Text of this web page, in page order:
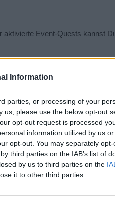
Information
parties, or processing of your
us, please use the below opt-out
opt-out request is processed
information utilized by us
opt-out. You may separately
third parties on the IAB’s list of
by us to third parties on the
it to other third parties.
Event-Quests kannst
und Frostiger Tod.
Maps geben Dir jeweils
benötigt man die
täglich gespielt werden.
und besiegt Sie um ihre Beute
mit exklusiven Belohnungen
(Zone 11) jeden Tag um 3